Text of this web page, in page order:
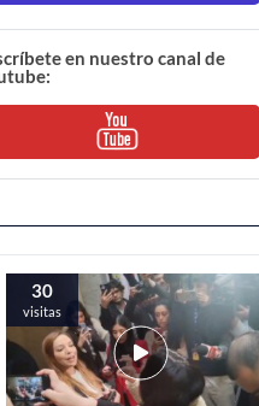
en nuestro canal de
30
visitas